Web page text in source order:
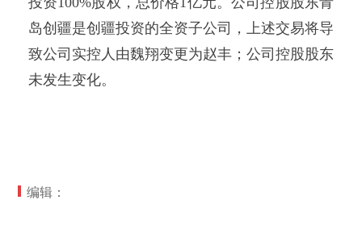
岛创疆是创疆投资的全资子公司，上述交易将导
致公司实控人由魏翔变更为赵丰；公司控股股东
未发生变化。
编辑：